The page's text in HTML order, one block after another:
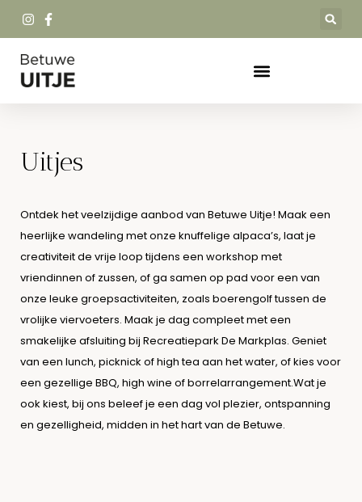
Uitjes
Ontdek het veelzijdige aanbod van Betuwe Uitje! Maak een
heerlijke wandeling met onze knuffelige alpaca’s, laat je
creativiteit de vrije loop tijdens een workshop met
vriendinnen of zussen, of ga samen op pad voor een van
onze leuke groepsactiviteiten, zoals boerengolf tussen de
vrolijke viervoeters. Maak je dag compleet met een
smakelijke afsluiting bij Recreatiepark De Markplas. Geniet
van een lunch, picknick of high tea aan het water, of kies voor
een gezellige BBQ, high wine of borrelarrangement.Wat je
ook kiest, bij ons beleef je een dag vol plezier, ontspanning
en gezelligheid, midden in het hart van de Betuwe.